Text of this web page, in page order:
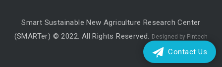
Contact Us
Smart Sustainable New Agriculture Research Center
(SMARTer) © 2022. All Rights Reserved. Designed by Pintech